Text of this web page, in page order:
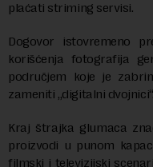
plaćati striming servisi.
Dogovor istovremeno
korišćenja fotografija
područjem koje je
zameniti „digitalni dvojnici“.
Kraj štrajka glumaca
proizvodi u punom
filmski i televizijski